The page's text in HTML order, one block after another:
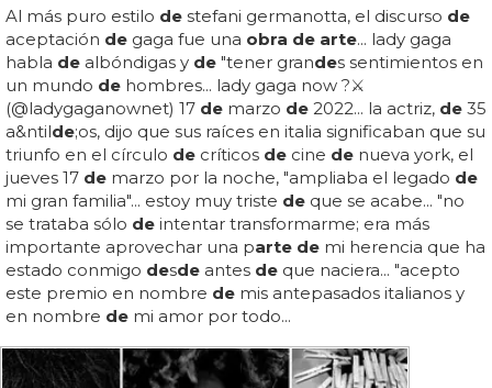
Al más puro estilo de stefani germanotta, el discurso de
aceptación de gaga fue una obra de arte... lady gaga
habla de albóndigas y de "tener grandes sentimientos en
un mundo de hombres... lady gaga now ?⚔️
(@ladygaganownet) 17 de marzo de 2022... la actriz, de 35
a&ntilde;os, dijo que sus raíces en italia significaban que su
triunfo en el círculo de críticos de cine de nueva york, el
jueves 17 de marzo por la noche, "ampliaba el legado de
mi gran familia"... estoy muy triste de que se acabe... "no
se trataba sólo de intentar transformarme; era más
importante aprovechar una parte de mi herencia que ha
estado conmigo desde antes de que naciera... "acepto
este premio en nombre de mis antepasados italianos y
en nombre de mi amor por todo...